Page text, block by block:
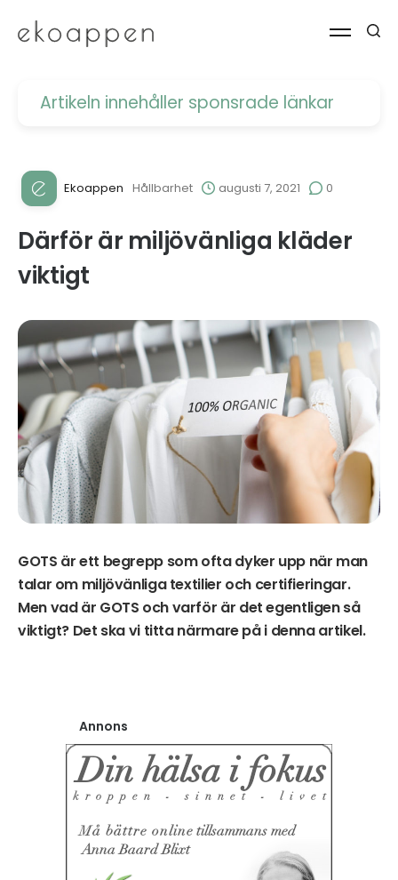
Artikeln innehåller sponsrade länkar
Ekoappen Hållbarhet augusti 7, 2021 0
Därför är miljövänliga kläder
viktigt
GOTS är ett begrepp som ofta dyker upp när man
talar om miljövänliga textilier och certifieringar.
Men vad är GOTS och varför är det egentligen så
viktigt? Det ska vi titta närmare på i denna artikel.
Annons